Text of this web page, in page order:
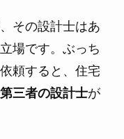
その設計士はあ
場です。ぶっち
頼すると、住宅
三者の設計士が